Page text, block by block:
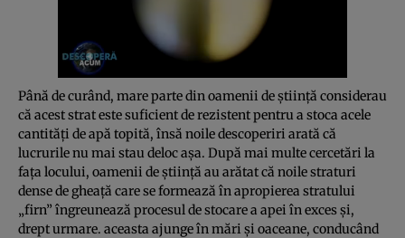
Până de curând, mare parte din oamenii de ştiinţă considerau
că acest strat este suficient de rezistent pentru a stoca acele
cantităţi de apă topită, însă noile descoperiri arată că
lucrurile nu mai stau deloc aşa. După mai multe cercetări la
faţa locului, oamenii de ştiinţă au arătat că noile straturi
dense de gheaţă care se formează în apropierea stratului
„firn” îngreunează procesul de stocare a apei în exces şi,
drept urmare. aceasta ajunge în mări şi oaceane, conducând